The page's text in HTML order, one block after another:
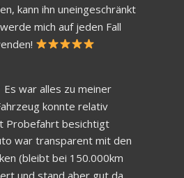
kann ihn uneingeschränkt
mich auf jeden Fall
Es war alles zu meiner
konnte relativ
Probefahrt besichtigt
war transparent mit den
(bleibt bei 150.000km
und stand aber gut da.